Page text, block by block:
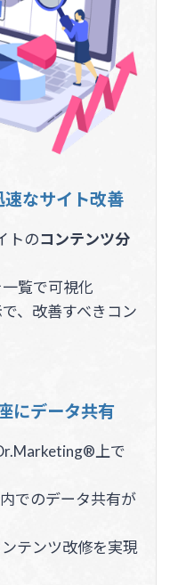
速なサイト改善
トのコンテンツ分
覧で可視化
、改善すべきコン
にデータ共有
上で
でのデータ共有が
テンツ改修を実現